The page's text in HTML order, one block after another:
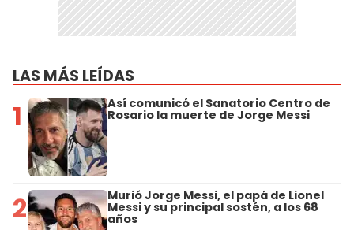
LAS MÁS LEÍDAS
1 Así comunicó el Sanatorio Centro de
Rosario la muerte de Jorge Messi
2 Murió Jorge Messi, el papá de Lionel
Messi y su principal sostén, a los 68
años